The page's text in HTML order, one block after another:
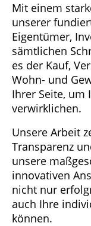
Mit einem
unserer
Eigentümer,
sämtlichen
es der Kauf,
Wohn- und
Ihrer Seite,
verwirklichen.
Unsere Arbeit
Transparenz
unsere
innovativen
nicht nur
auch Ihre
können.